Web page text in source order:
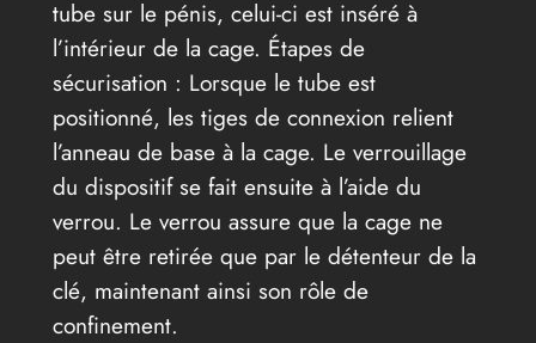
tube sur le pénis, celui-ci est inséré à
l’intérieur de la cage. Étapes de
sécurisation : Lorsque le tube est
positionné, les tiges de connexion relient
l’anneau de base à la cage. Le verrouillage
du dispositif se fait ensuite à l’aide du
verrou. Le verrou assure que la cage ne
peut être retirée que par le détenteur de la
clé, maintenant ainsi son rôle de
confinement.